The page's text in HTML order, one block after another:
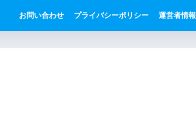
お問い合わせ プライバシーポリシー 運営者情報